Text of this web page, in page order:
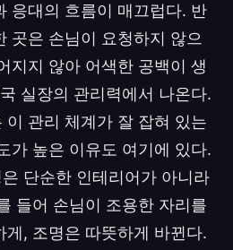
응대의 흐름이 매끄럽다. 반
곳은 손님이 요청하지 않으
지지 않아 어색한 공백이 생
실장의 관리력에서 나온다.
이 관리 체계가 잘 잡혀 있는
가 높은 이유도 여기에 있다.
단순한 인테리어가 아니라
들어 손님이 조용한 자리를
게, 조명은 따뜻하게 바뀐다.